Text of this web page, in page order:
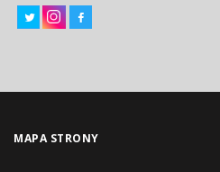
MAPA STRONY